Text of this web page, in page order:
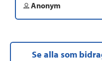
Anonym
Se alla som